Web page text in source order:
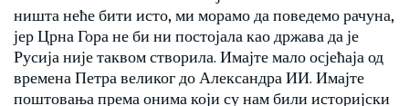
ништа неће бити исто, ми морамо да поведемо рачуна,
јер Црна Гора не би ни постојала као држава да је
Русија није таквом створила. Имајте мало осјећаја од
времена Петра великог до Александра ИИ. Имајте
поштовања према онима који су нам били историјски